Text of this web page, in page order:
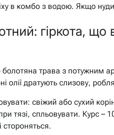
в комбо з водою. Якщо
гіркота, що
болотяна трава з потужним
олії дратують слизову,
свіжий або сухий
тязі, спльовувати. Курс –
стороняться.